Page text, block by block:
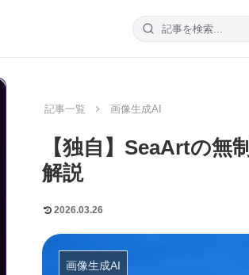
記事一覧 画像生成AI
【独自】SeaArtの
解説
2026.03.26
画像生成AI